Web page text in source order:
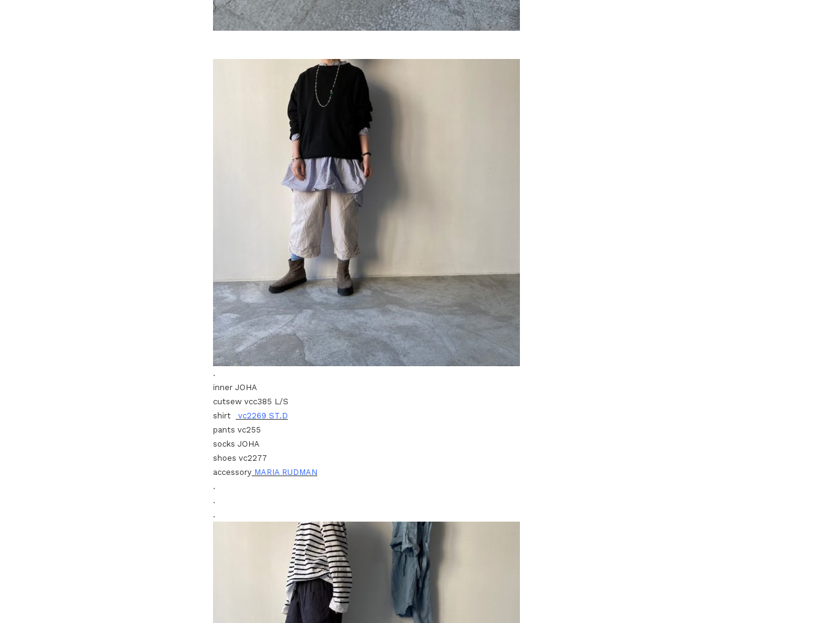
.
inner JOHA
cutsew vcc385 L/S
shirt
vc2269 ST.D
pants vc255
socks JOHA
shoes vc2277
accessory MARIA RUDMAN
.
.
.